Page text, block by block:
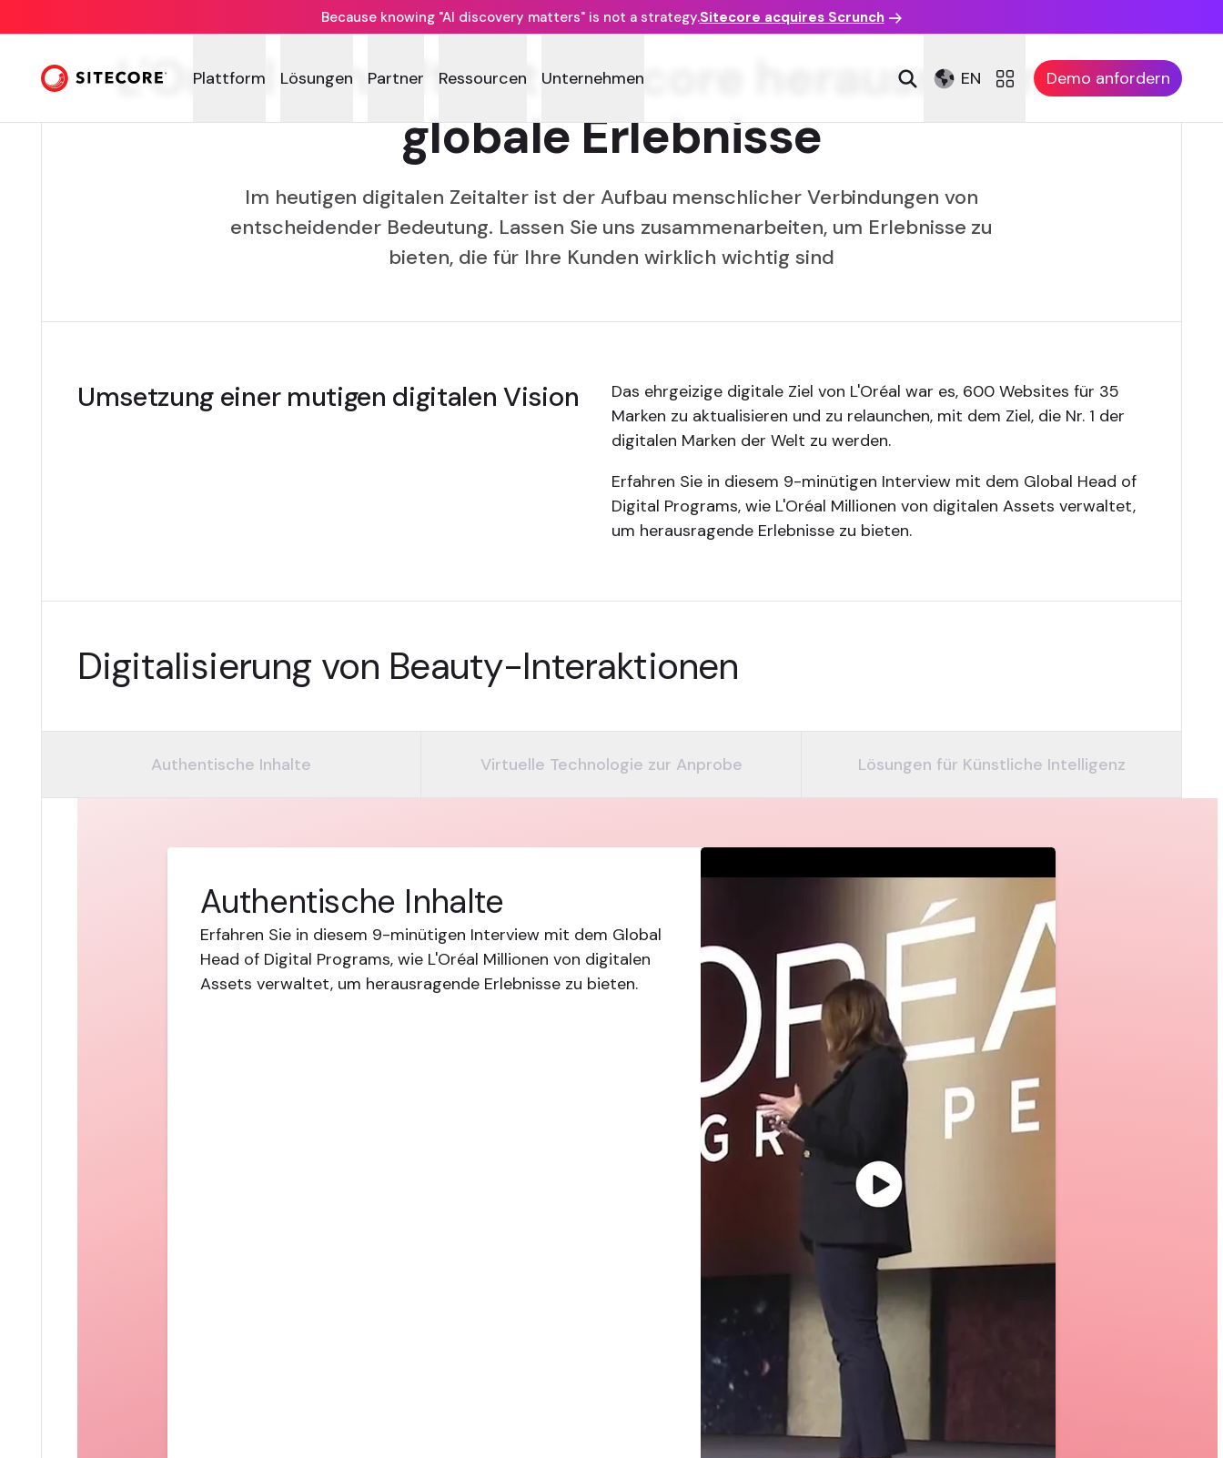
Because knowing "AI discovery matters" is not a strategy.Sitecore acquires Scrunch
Plattform Lösungen Partner Ressourcen Unternehmen EN Demo anfordern
L'Oréal schafft mit Sitecore herausragende
globale Erlebnisse
Im heutigen digitalen Zeitalter ist der Aufbau menschlicher Verbindungen von
entscheidender Bedeutung. Lassen Sie uns zusammenarbeiten, um Erlebnisse zu
bieten, die für Ihre Kunden wirklich wichtig sind
Umsetzung einer mutigen digitalen Vision
Das ehrgeizige digitale Ziel von L'Oréal war es, 600 Websites für 35
Marken zu aktualisieren und zu relaunchen, mit dem Ziel, die Nr. 1 der
digitalen Marken der Welt zu werden.
Erfahren Sie in diesem 9-minütigen Interview mit dem Global Head of
Digital Programs, wie L'Oréal Millionen von digitalen Assets verwaltet,
um herausragende Erlebnisse zu bieten.
Digitalisierung von Beauty-Interaktionen
Authentische Inhalte Virtuelle Technologie zur Anprobe Lösungen für Künstliche Intelligenz
Authentische Inhalte
Erfahren Sie in diesem 9-minütigen Interview mit dem Global
Head of Digital Programs, wie L'Oréal Millionen von digitalen
Assets verwaltet, um herausragende Erlebnisse zu bieten.